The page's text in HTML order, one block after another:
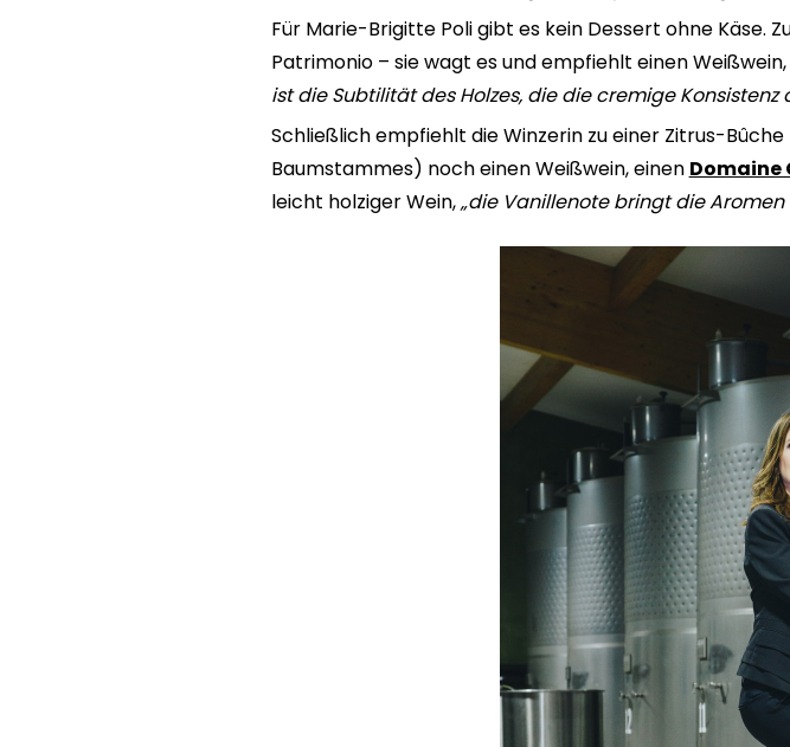
Für Marie-Brigitte Poli gibt es kein Dessert ohne Käse.
Patrimonio – sie wagt es und empfiehlt einen
ist die Subtilität des Holzes, die die cremige Konsistenz
Schließlich empfiehlt die Winzerin zu einer Zitrus-
Baumstammes) noch einen Weißwein, einen
leicht holziger Wein,„die Vanillenote bringt die